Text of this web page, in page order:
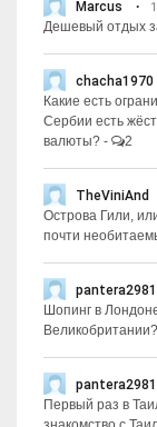
Marcus
Дешевый отдых
chacha1970
Какие есть
Сербии есть
валюты? - 2
TheViniAnd
Острова Гили,
почти
Шопинг в
Великобритании?
Первый раз в